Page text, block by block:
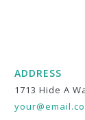
ADDRESS
1713 Hide A